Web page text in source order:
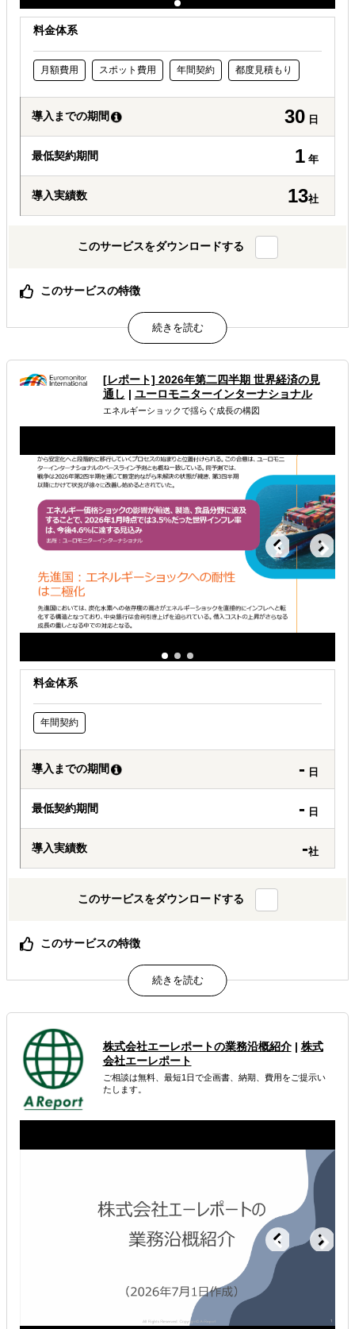
料金体系
月額費用 スポット費用 年間契約 都度見積もり
導入までの期間 30 日
最低契約期間 1 年
導入実績数 13社
このサービスをダウンロードする
このサービスの特徴
輸出の「わからない」を、すべて解決します。 相談・書
類・交渉・入金まで、18年の実務経験を持つ専門家がワン
ストップで対応。 日本語・英語・中国語・広東語 4言語
対応。
属するジャンル
海外進出総合支援
解決できる課題
自社事業に最適な進出形態を知りたい
許認可や規制調査など輸出／販売の準備をしたい
[レポート] 2026年第二四半期 世界経済の見
通し | ユーロモニターインターナショナル
エネルギーショックで揺らぐ成長の構図
料金体系
年間契約
導入までの期間 - 日
最低契約期間 - 日
導入実績数 -社
このサービスをダウンロードする
このサービスの特徴
事業の成長を加速させる、データドリブンな戦略の組み立
て方
中長期のビジネス課題に応える、実践的な分析アプローチ
意思決定を後押しする、グローバルな専門知見と市場イン
属するジャンル
海外市場調査・マーケティング
株式会社エーレポートの業務沿概紹介| 株式
会社エーレポート
ご相談は無料、最短1日で企画書、納期、費用をご提示い
たします。